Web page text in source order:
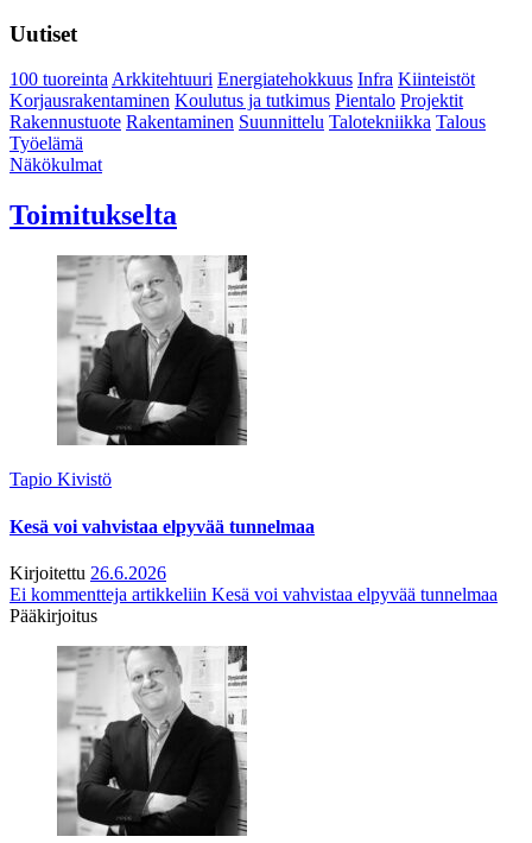
Uutiset
100 tuoreintaArkkitehtuuri Energiatehokkuus Infra Kiinteistöt
Korjausrakentaminen Koulutus ja tutkimus Pientalo Projektit
Rakennustuote Rakentaminen Suunnittelu Talotekniikka Talous
Työelämä
Näkökulmat
Toimitukselta
Tapio Kivistö
Kesä voi vahvistaa elpyvää tunnelmaa
Kirjoitettu 26.6.2026
Ei kommentteja artikkeliin Kesä voi vahvistaa elpyvää tunnelmaa
Pääkirjoitus